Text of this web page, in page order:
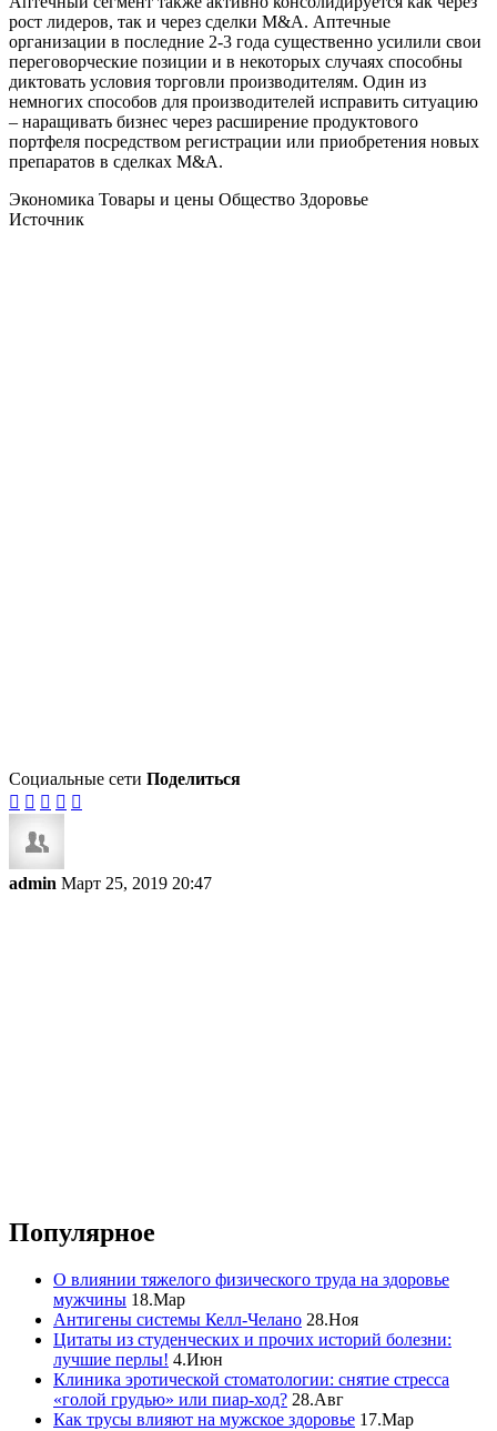
рост лидеров, так и через сделки M&A. Аптечные
организации в последние 2-3 года существенно усилили свои
переговорческие позиции и в некоторых случаях способны
диктовать условия торговли производителям. Один из
немногих способов для производителей исправить ситуацию
– наращивать бизнес через расширение продуктового
портфеля посредством регистрации или приобретения новых
препаратов в сделках M&A.
Экономика Товары и цены Общество Здоровье
Источник
Социальные сети Поделиться
    
admin Март 25, 2019 20:47
Популярное
О влиянии тяжелого физического труда на здоровье
мужчины 18.Мар
Антигены системы Келл-Челано 28.Ноя
Цитаты из студенческих и прочих историй болезни:
лучшие перлы! 4.Июн
Клиника эротической стоматологии: снятие стресса
«голой грудью» или пиар-ход? 28.Авг
Как трусы влияют на мужское здоровье 17.Мар